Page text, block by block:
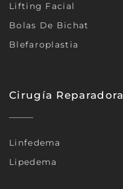
Lifting Facial
Bolas De Bichat
Blefaroplastia
Cirugía Reparadora
Linfedema
Lipedema